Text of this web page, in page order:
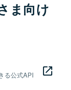
ま向け
る公式API